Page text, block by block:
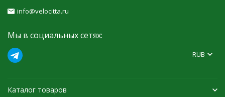
info@velocitta.ru
Мы в социальных сетях:
RUB
Каталог товаров